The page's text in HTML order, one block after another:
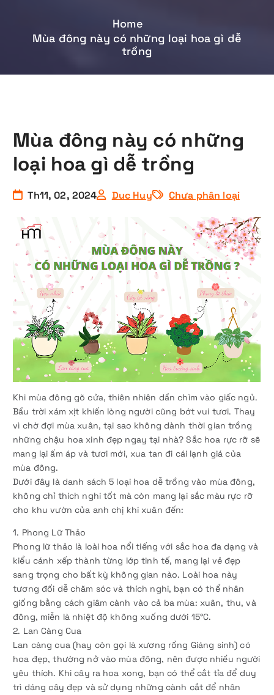
Home
Mùa đông này có những loại hoa gì dễ
trồng
Mùa đông này có những
loại hoa gì dễ trồng
Th11, 02, 2024 Duc Huy Chưa phân loại
Khi mùa đông gõ cửa, thiên nhiên dần chìm vào giấc ngủ.
Bầu trời xám xịt khiến lòng người cũng bớt vui tươi. Thay
vì chờ đợi mùa xuân, tại sao không dành thời gian trồng
những chậu hoa xinh đẹp ngay tại nhà? Sắc hoa rực rỡ sẽ
mang lại ấm áp và tươi mới, xua tan đi cái lạnh giá của
mùa đông.
Dưới đây là danh sách 5 loại hoa dễ trồng vào mùa đông,
không chỉ thích nghi tốt mà còn mang lại sắc màu rực rỡ
cho khu vườn của anh chị khi xuân đến:
1. Phong Lữ Thảo
Phong lữ thảo là loài hoa nổi tiếng với sắc hoa đa dạng và
kiểu cánh xếp thành từng lớp tinh tế, mang lại vẻ đẹp
sang trọng cho bất kỳ không gian nào. Loài hoa này
tương đối dễ chăm sóc và thích nghi, bạn có thể nhân
giống bằng cách giâm cành vào cả ba mùa: xuân, thu, và
đông, miễn là nhiệt độ không xuống dưới 15°C.
2. Lan Càng Cua
Lan càng cua (hay còn gọi là xương rồng Giáng sinh) có
hoa đẹp, thường nở vào mùa đông, nên được nhiều người
yêu thích. Khi cây ra hoa xong, bạn có thể cắt tỉa để duy
trì dáng cây đẹp và sử dụng những cành cắt để nhân